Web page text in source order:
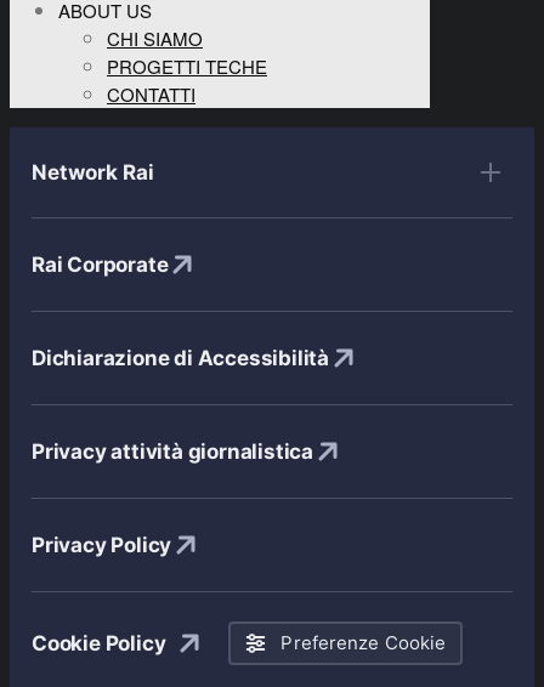
ABOUT US
CHI SIAMO
PROGETTI TECHE
CONTATTI